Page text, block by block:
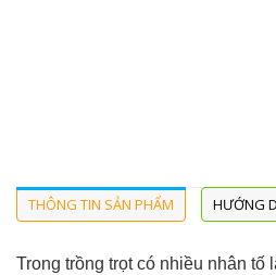
THÔNG TIN SẢN PHẨM HƯỚNG
Trong trồng trọt có nhiều nhân